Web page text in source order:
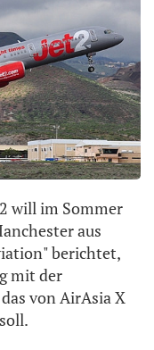
will im Sommer
aus
berichtet,
mit der
von AirAsia X